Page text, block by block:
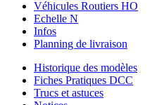
Véhicules Routiers HO
Echelle N
Infos
Planning de livraison
Historique des modèles
Fiches Pratiques DCC
Trucs et astuces